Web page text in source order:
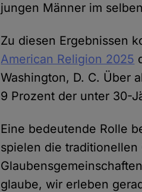
jungen Männer im
Zu diesen Ergebnissen
American Religion 2025
Washington, D. C. Über
9 Prozent der unter 30-
Eine bedeutende Rolle
spielen die
glaube, wir erleben